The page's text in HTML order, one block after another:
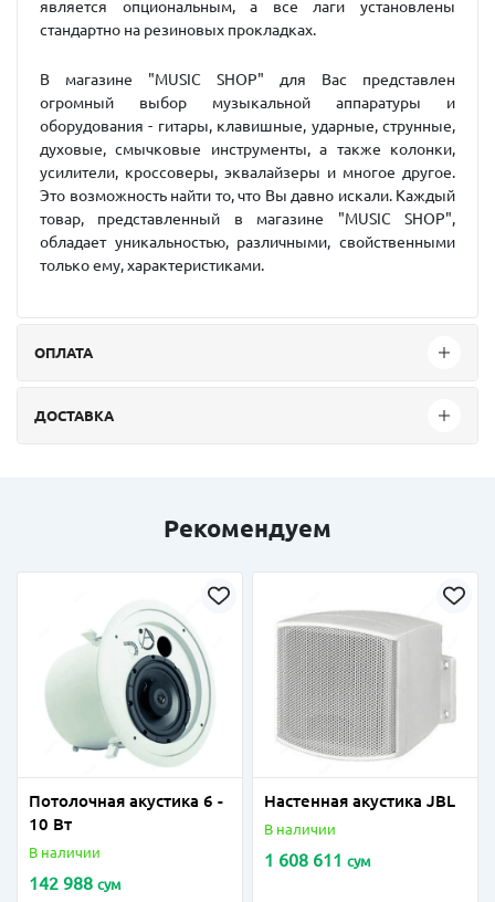
является опциональным, а все лаги установлены
стандартно на резиновых прокладках.
В магазине "MUSIC SHOP" для Вас представлен
огромный выбор музыкальной аппаратуры и
оборудования - гитары, клавишные, ударные, струнные,
духовые, смычковые инструменты, а также колонки,
усилители, кроссоверы, эквалайзеры и многое другое.
Это возможность найти то, что Вы давно искали. Каждый
товар, представленный в магазине "MUSIC SHOP",
обладает уникальностью, различными, свойственными
только ему, характеристиками.
ОПЛАТА
ДОСТАВКА
Рекомендуем
Потолочная акустика 6 -
10 Вт
В наличии
142 988 сум
Настенная акустика JBL
В наличии
1 608 611 сум